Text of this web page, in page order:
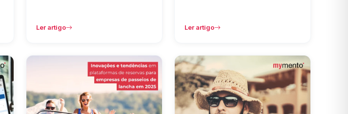
Ler artigo Ler artigo